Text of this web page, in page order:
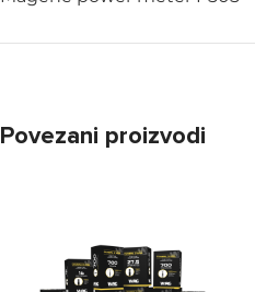
Povezani proizvodi